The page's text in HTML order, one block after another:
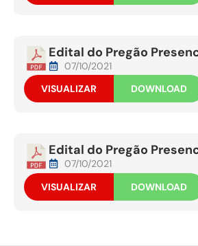
Edital do Pregão
07/10/2021
VISUALIZAR
DOWNLOAD
Edital do Pregão
07/10/2021
VISUALIZAR
DOWNLOAD